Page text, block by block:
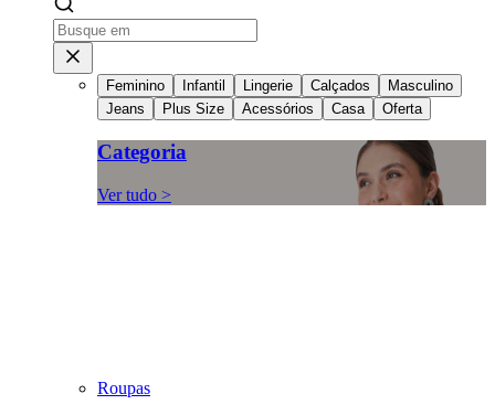
Feminino Infantil Lingerie Calçados
Masculino
Jeans
Plus Size Acessórios Casa Oferta
Categoria
Ver tudo >
Roupas